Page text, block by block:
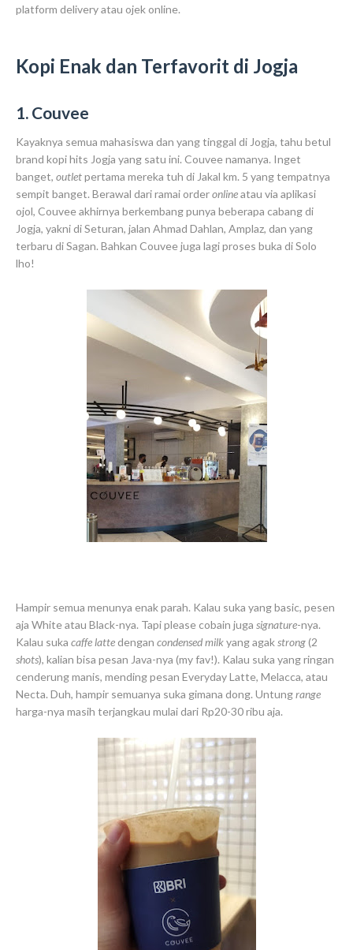
platform delivery atau ojek online.
Kopi Enak dan Terfavorit di Jogja
1. Couvee
Kayaknya semua mahasiswa dan yang tinggal di Jogja, tahu betul
brand kopi hits Jogja yang satu ini. Couvee namanya. Inget
banget, outletpertama mereka tuh di Jakal km. 5 yang tempatnya
sempit banget. Berawal dari ramai orderonlineatau via aplikasi
ojol, Couvee akhirnya berkembang punya beberapa cabang di
Jogja, yakni di Seturan, jalan Ahmad Dahlan, Amplaz, dan yang
terbaru di Sagan. Bahkan Couvee juga lagi proses buka di Solo
lho!
Hampir semua menunya enak parah. Kalau suka yang basic, pesen
aja White atau Black-nya. Tapi please cobain juga signature-nya.
Kalau suka caffe lattedengan condensed milkyang agakstrong(2
shots), kalian bisa pesan Java-nya (my fav!). Kalau suka yang ringan
cenderung manis, mending pesan Everyday Latte, Melacca, atau
Necta. Duh, hampir semuanya suka gimana dong. Untungrange
harga-nya masih terjangkau mulai dari Rp20-30 ribu aja.